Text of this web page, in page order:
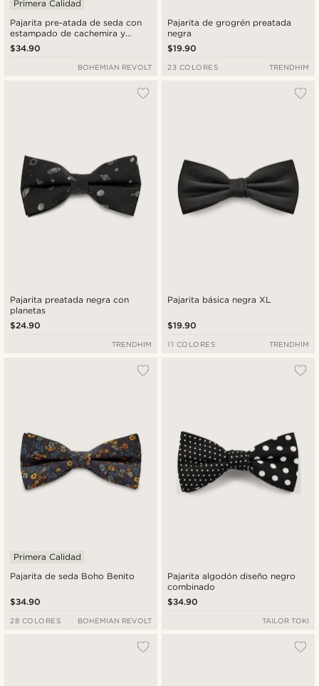
Pajarita pre-atada de seda con
estampado de cachemira y
calavera en negro y gris
Primera Calidad
$34.90
BOHEMIAN REVOLT
Pajarita de grogrén preatada
negra
$19.90
23 COLORES TRENDHIM
Pajarita preatada negra con
planetas
$24.90
TRENDHIM
Pajarita básica negra XL
$19.90
11 COLORES TRENDHIM
Pajarita de seda Boho Benito
Primera Calidad
$34.90
28 COLORES BOHEMIAN REVOLT
Pajarita algodón diseño negro
combinado
$34.90
TAILOR TOKI